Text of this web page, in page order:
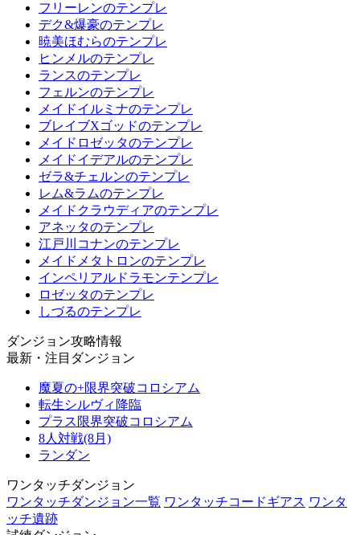
フリーレンのテンプレ
デク&爆豪のテンプレ
暁美ほむらのテンプレ
ヒンメルのテンプレ
ランスのテンプレ
フェルンのテンプレ
メイドイルミナのテンプレ
ブレイブXゴッドのテンプレ
メイドロゼッタのテンプレ
メイドイデアルのテンプレ
ゼラ&チェルンのテンプレ
レム&ラムのテンプレ
メイドクラウディアのテンプレ
アネッタのテンプレ
江戸川コナンのテンプレ
メイドメタトロンのテンプレ
インペリアルドラモンテンプレ
ロゼッタのテンプレ
しづるのテンプレ
ダンジョン攻略情報
最新・注目ダンジョン
魔夏の+限界突破コロシアム
転生シルヴィ降臨
プラス限界突破コロシアム
8人対戦(8月)
ランダン
ワンタッチダンジョン
ワンタッチダンジョン一覧 ワンタッチコードギアス ワンタ
ッチ遺跡